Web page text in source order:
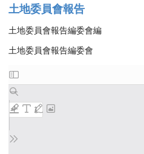
土地委員會報告
土地委員會報告編委會編
土地委員會報告編委會